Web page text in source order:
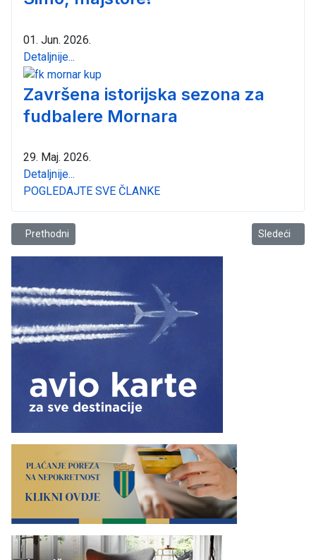
01. Jun. 2026.
Detaljnije...
Završena istorijska sezona za
fudbalere Mornara
29. Maj. 2026.
Detaljnije...
POGLEDAJTE SVE ČLANKE
Prethodni članak: POLUFINALE: Mornar dočekuje Teodo, ulaz
Prethodni Sledeći
Sledeći